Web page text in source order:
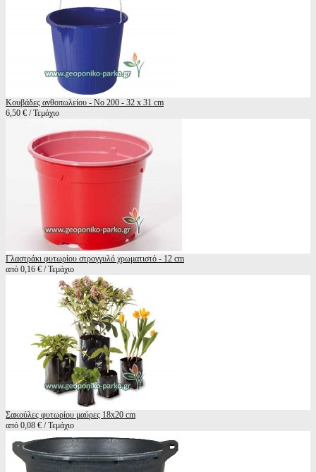
Κουβάδες ανθοπωλείου - Νο 200 - 32 x 31 cm
6,50 € / Τεμάχιο
Γλαστράκι φυτωρίου στρογγυλό χρωματιστό - 12 cm
από 0,16 € / Τεμάχιο
Σακούλες φυτωρίου μαύρες 18x20 cm
από 0,08 € / Τεμάχιο